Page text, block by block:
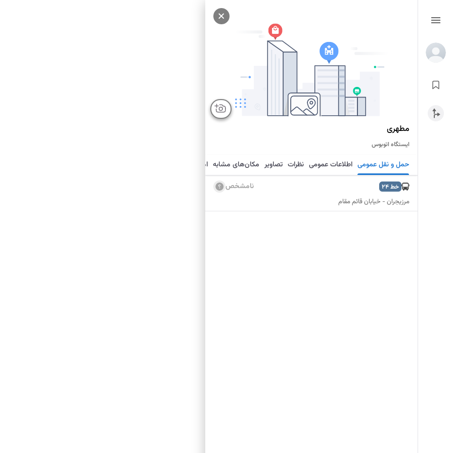
مطهری
ایستگاه اتوبوس
حمل و نقل عمومی اطلاعات عمومی نظرات تصاویر مکان‌های مشابه امکانات نزدیک
خط24 نامشخص
مرزیجران - خیابان قائم مقام